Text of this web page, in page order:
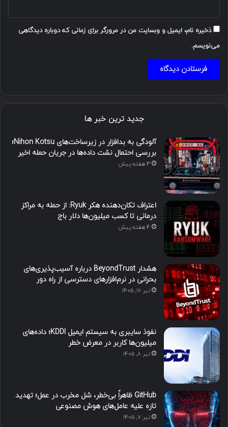
ذخیره نام، ایمیل و وبسایت من در مرورگر برای زمانی که دوباره دیدگاهی
می‌نویسم.
جدید ترین خبر ها
آلودگی به بدافزار در زیرساخت‌های Nihon Kotsu؛
بررسی احتمال نشت داده‌ها در جریان حمله اخیر
3 هفته پیش
اعتراف تکان‌دهنده هکر Ryuk: از حمله به مراکز
درمانی تا کسب میلیون‌ها دلار باج
4 هفته پیش
هشدار BeyondTrust درباره آسیب‌پذیری‌های
بحرانی در نرم‌افزارهای دسترسی از راه دور
تیر ۱۶, ۱۴۰۵
نفوذ سایبری به سیستم ایمیل KDDI؛ داده‌های
میلیون‌ها کاربر در معرض خطر
تیر ۸, ۱۴۰۵
GitHub ظاهراً بی‌خطر، شل مخرب در عمل؛ تهدید
تازه علیه عامل‌های هوش مصنوعی
تیر ۷, ۱۴۰۵